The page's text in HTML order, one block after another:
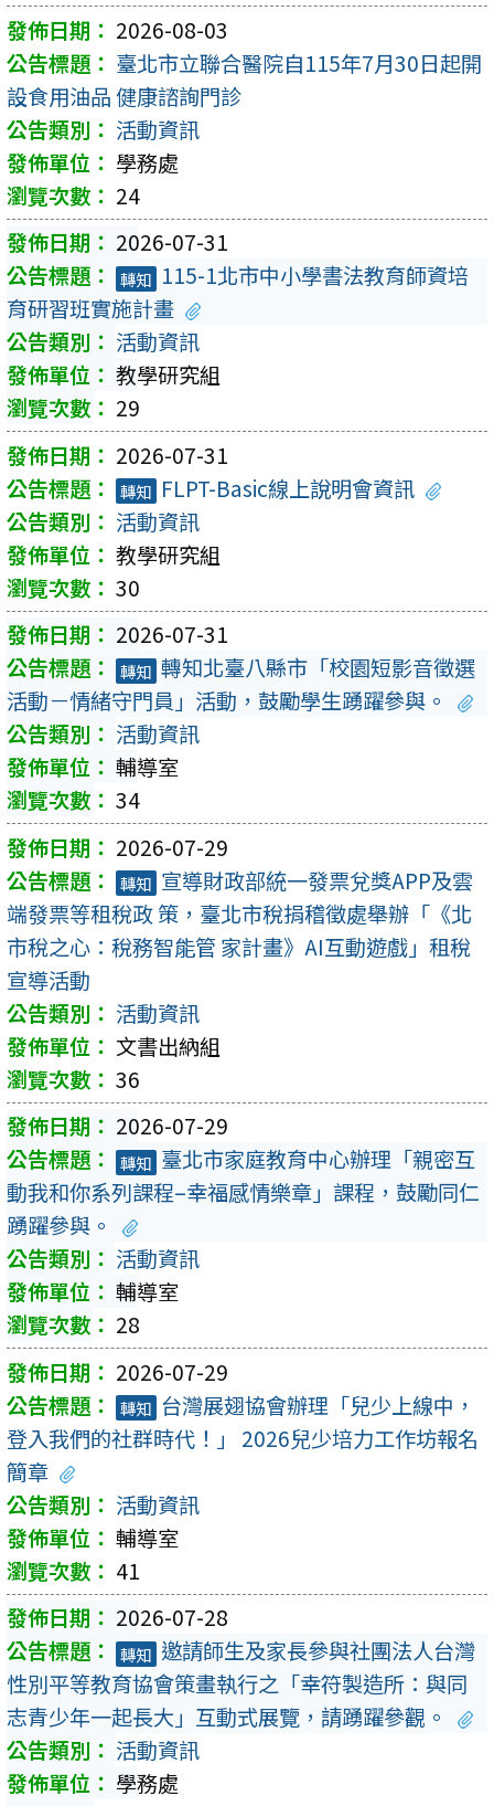
2026-08-03
臺北市立聯合醫院自115年7月30日起開
設食用油品 健康諮詢門診
活動資訊
學務處
24
2026-07-31
轉知 115-1北市中小學書法教育師資培
育研習班實施計畫
活動資訊
教學研究組
29
2026-07-31
轉知 FLPT-Basic線上說明會資訊
活動資訊
教學研究組
30
2026-07-31
轉知 轉知北臺八縣市「校園短影音徵選
活動－情緒守門員」活動，鼓勵學生踴躍參與。
活動資訊
輔導室
34
2026-07-29
轉知 宣導財政部統一發票兌獎APP及雲
端發票等租稅政 策，臺北市稅捐稽徵處舉辦「《北
市稅之心：稅務智能管 家計畫》AI互動遊戲」租稅
宣導活動
活動資訊
文書出納組
36
2026-07-29
轉知 臺北市家庭教育中心辦理「親密互
動我和你系列課程–幸福感情樂章」課程，鼓勵同仁
踴躍參與。
活動資訊
輔導室
28
2026-07-29
轉知 台灣展翅協會辦理「兒少上線中，
登入我們的社群時代！」 2026兒少培力工作坊報名
簡章
活動資訊
輔導室
41
2026-07-28
轉知 邀請師生及家長參與社團法人台灣
性別平等教育協會策畫執行之「幸符製造所：與同
志青少年一起長大」互動式展覽，請踴躍參觀。
活動資訊
學務處